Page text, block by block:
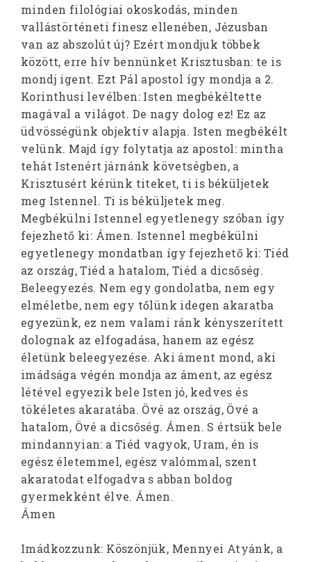
minden filológiai okoskodás, minden
vallástörténeti finesz ellenében, Jézusban
van az abszolút új? Ezért mondjuk többek
között, erre hív bennünket Krisztusban: te is
mondj igent. Ezt Pál apostol így mondja a 2.
Korinthusi levélben: Isten megbékéltette
magával a világot. De nagy dolog ez! Ez az
üdvösségünk objektív alapja. Isten megbékélt
velünk. Majd így folytatja az apostol: mintha
tehát Istenért járnánk követségben, a
Krisztusért kérünk titeket, ti is béküljetek
meg Istennel. Ti is béküljetek meg.
Megbékülni Istennel egyetlenegy szóban így
fejezhető ki: Ámen. Istennel megbékülni
egyetlenegy mondatban így fejezhető ki: Tiéd
az ország, Tiéd a hatalom, Tiéd a dicsőség.
Beleegyezés. Nem egy gondolatba, nem egy
elméletbe, nem egy tőlünk idegen akaratba
egyezünk, ez nem valami ránk kényszerített
dolognak az elfogadása, hanem az egész
életünk beleegyezése. Aki áment mond, aki
imádsága végén mondja az áment, az egész
létével egyezik bele Isten jó, kedves és
tökéletes akaratába. Övé az ország, Övé a
hatalom, Övé a dicsőség. Ámen. S értsük bele
mindannyian: a Tiéd vagyok, Uram, én is
egész életemmel, egész valómmal, szent
akaratodat elfogadva s abban boldog
gyermekként élve. Ámen.
Ámen
Imádkozzunk: Köszönjük, Mennyei Atyánk, a